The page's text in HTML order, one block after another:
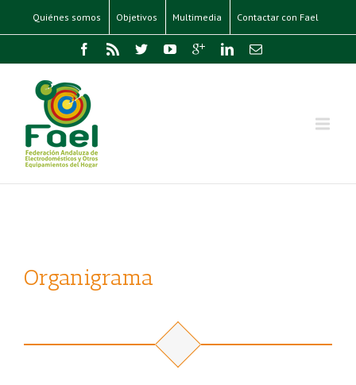
Quiénes somos Objetivos Multimedia Contactar con Fael
Organigrama